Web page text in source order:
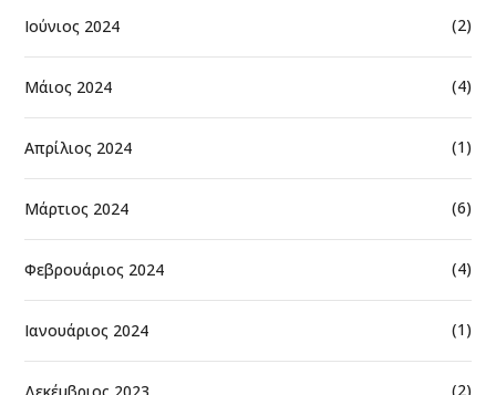
Ιούνιος 2024 (2)
Μάιος 2024 (4)
Απρίλιος 2024 (1)
Μάρτιος 2024 (6)
Φεβρουάριος 2024 (4)
Ιανουάριος 2024 (1)
(2)